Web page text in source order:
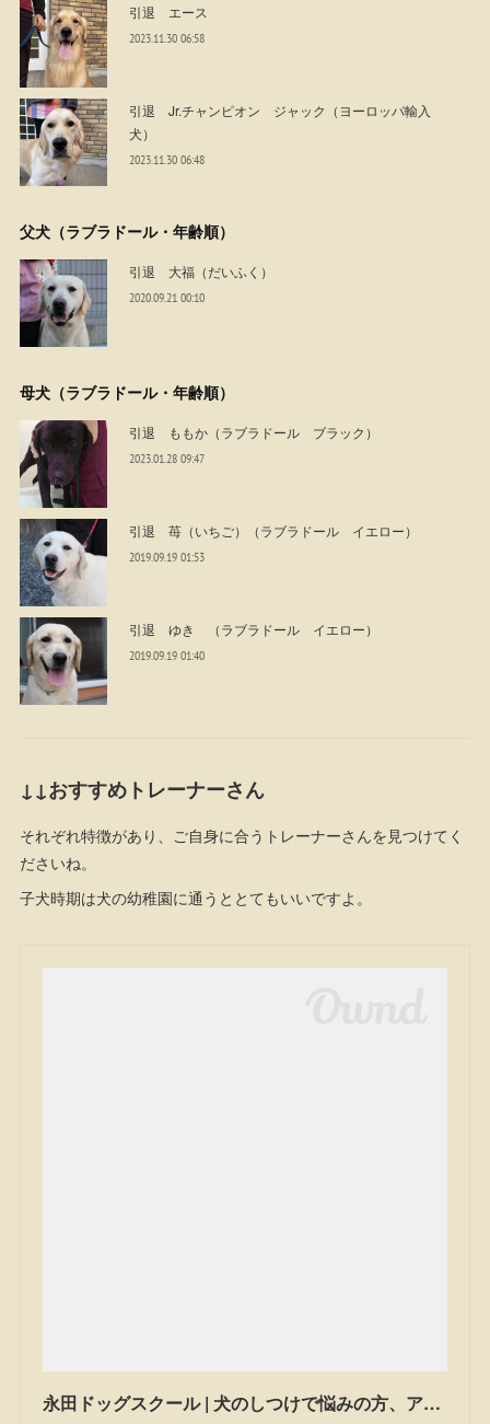
引退 エース
2023.11.30 06:58
引退 Jr.チャンピオン ジャック（ヨーロッパ輸入
犬）
2023.11.30 06:48
父犬（ラブラドール・年齢順）
引退 大福（だいふく）
2020.09.21 00:10
母犬（ラブラドール・年齢順）
引退 ももか（ラブラドール ブラック）
2023.01.28 09:47
引退 苺（いちご）（ラブラドール イエロー）
2019.09.19 01:53
引退 ゆき （ラブラドール イエロー）
2019.09.19 01:40
↓↓おすすめトレーナーさん
それぞれ特徴があり、ご自身に合うトレーナーさんを見つけてく
ださいね。
子犬時期は犬の幼稚園に通うととてもいいですよ。
永田ドッグスクール | 犬のしつけで悩みの方、アジリティーを始めたい方は一度ご相談ください。私たちは茨城県笠間市のドッグスクールです。